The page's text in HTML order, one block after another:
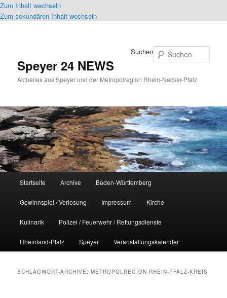
Zum Inhalt wechseln
Zum sekundären Inhalt wechseln
Speyer 24 NEWS
Aktuelles aus Speyer und der Metropolregion Rhein-Neckar-Pfalz
Suchen
Startseite Archive Baden-Württemberg
Gewinnspiel / Verlosung Impressum Kirche
Kulinarik Polizei / Feuerwehr / Rettungsdienste
Rheinland-Pfalz Speyer Veranstaltungskalender
SCHLAGWORT-ARCHIVE:METROPOLREGION RHEIN-PFALZ-KREIS